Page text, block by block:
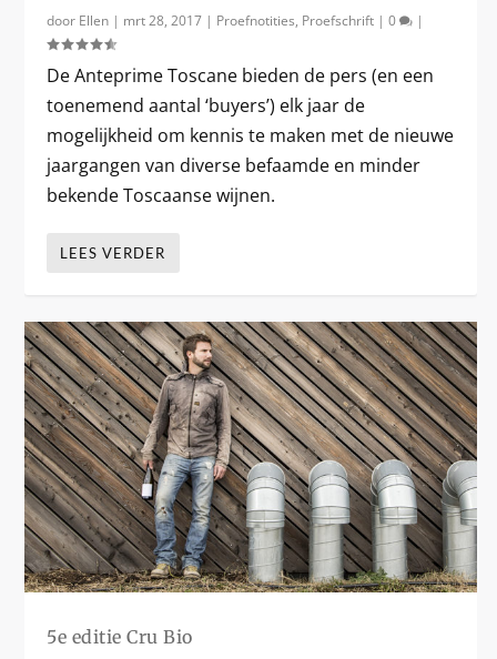
door Ellen | mrt 28, 2017 | Proefnotities, Proefschrift |0 |
De Anteprime Toscane bieden de pers (en een
toenemend aantal ‘buyers’) elk jaar de
mogelijkheid om kennis te maken met de nieuwe
jaargangen van diverse befaamde en minder
bekende Toscaanse wijnen.
LEES VERDER
5e editie Cru Bio